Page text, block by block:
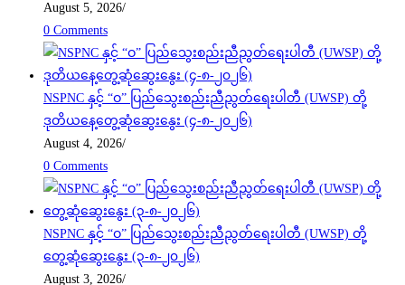
August 5, 2026/
0 Comments
NSPNC နှင့် “ဝ” ပြည်သွေးစည်းညီညွတ်ရေးပါတီ (UWSP) တို့
ဒုတိယနေ့တွေ့ဆုံဆွေးနွေး (၄-၈-၂၀၂၆)
August 4, 2026/
0 Comments
NSPNC နှင့် “ဝ” ပြည်သွေးစည်းညီညွတ်ရေးပါတီ (UWSP) တို့
တွေ့ဆုံဆွေးနွေး (၃-၈-၂၀၂၆)
August 3, 2026/